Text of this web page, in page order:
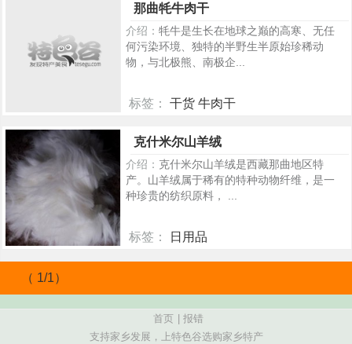
那曲牦牛肉干
介绍： 牦牛是生长在地球之巅的高寒、无任
何污染环境、独特的半野生半原始珍稀动
物，与北极熊、南极企...
标签： 干货 牛肉干
克什米尔山羊绒
介绍： 克什米尔山羊绒是西藏那曲地区特
产。山羊绒属于稀有的特种动物纤维，是一
种珍贵的纺织原料， ...
标签： 日用品
584
（ 1/1）
首页
报错
支持家乡发展，上特色谷选购家乡特产